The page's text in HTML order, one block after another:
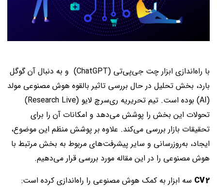
با راه‌اندازی ابزار چت جی‌پی‌تی (ChatGPT) و به دنبال آن گوگل
بارد، بخش تحلیل در حال بررسی تاثیر بالقوه هوش مصنوعی مولد
(AI) بوده است. تیم تحریریه ری‌سرچ لایو (Research Live)
تحولات این بخش را پوشش می‌دهد و امکانات آن را برای
تحقیقات بازار بررسی می‌کند. علاوه بر پوشش منظم این موضوع،
ایجاد، به‌روزرسانی‌ و سایر پیشرفت‌های مربوط به بخش مرتبط با
هوش مصنوعی را در این مقاله مورد بررسی قرار می‌دهیم.
CV2
سه ابزار به کمک هوش مصنوعی را راه‌اندازی کرده است: